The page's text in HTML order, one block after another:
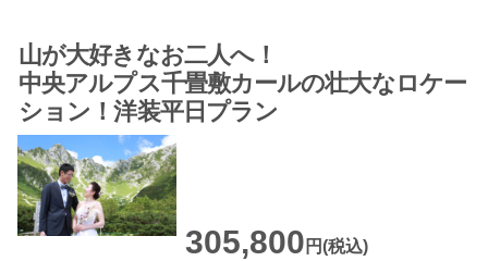
山が大好きなお二人へ！
中央アルプス千畳敷カールの壮大なロケー
ション！洋装平日プラン
305,800 円(税込)